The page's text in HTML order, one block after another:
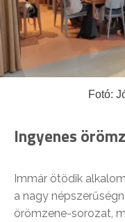
Fotó:
Ingyenes
Immár ötödik
a nagy
örömzene-sorozat,